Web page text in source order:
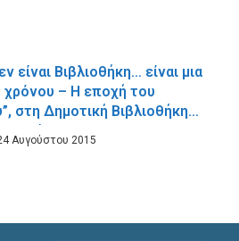
είναι Βιβλιοθήκη… είναι μια
χρόνου – Η εποχή του
στη Δημοτική Βιβλιοθήκη
Χανίων.
Αυγούστου 2015